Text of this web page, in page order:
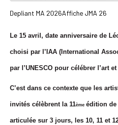
Depliant MA 2026Affiche JMA 26
Le 15 avril, date anniversaire de
choisi par l’IAA (International
par l’UNESCO pour célébrer l’art
C’est dans ce contexte que les
invités célèbrent la 11ème édition de
articulée sur 3 jours, les 10, 11 et